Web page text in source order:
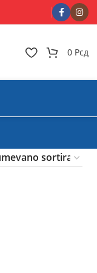
0 Рсд